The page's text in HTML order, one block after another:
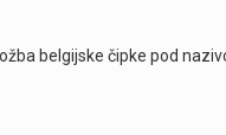
belgijske čipke pod